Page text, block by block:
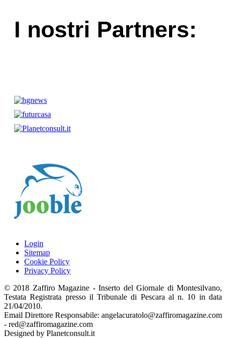
I nostri Partners:
Login
Sitemap
Cookie Policy
Privacy Policy
© 2018 Zaffiro Magazine - Inserto del Giornale di Montesilvano,
Testata Registrata presso il Tribunale di Pescara al n. 10 in data
21/04/2010.
Email Direttore Responsabile: angelacuratolo@zaffiromagazine.com
- red@zaffiromagazine.com
Designed by Planetconsult.it